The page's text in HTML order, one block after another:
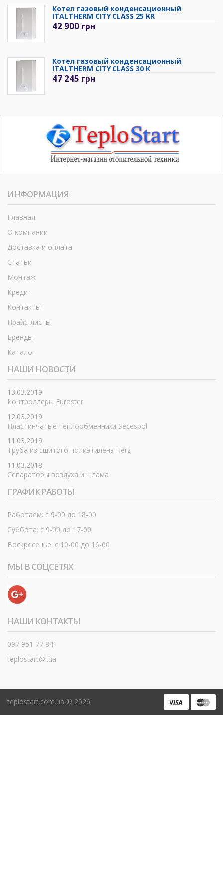
Котел газовый конденсационный
ITALTHERM CITY CLASS 25 KR
42 900 грн
Котел газовый конденсационный
ITALTHERM CITY CLASS 30 K
47 245 грн
ИНФОРМАЦИЯ
Главная
О компании
Доставка и оплата
Статьи
Монтаж
Кредит
Контакты
Прайс-листы
Бренды
Каталог
НАШИ НОВОСТИ
13.03.2019
Контроллеры Euroster
12.03.2019
Пластинчатые теплообменники Secespol
11.03.2019
Труба из сшитого полиэтилена Herz
11.03.2018
Сепараторы воздуха и шлама
ГРАФИК РАБОТЫ
Работаем: с 9-00 до 18-00
Суббота: с 9-00 до 17-00
Воскресенье: с 10-00 до 16-00
МЫ В СОЦСЕТЯХ
НАШИ КОНТАКТЫ
097 951 77 84
teplostart@i.ua
teplostart.com.ua © 2026